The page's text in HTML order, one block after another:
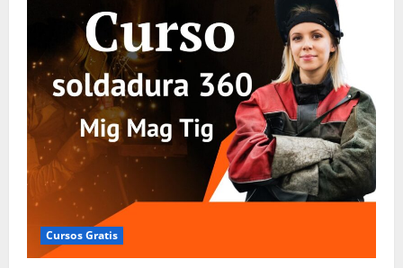
Cursos Gratis